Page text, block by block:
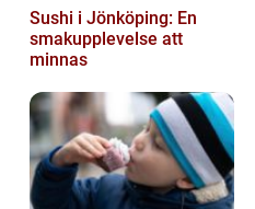
Sushi i Jönköping: En
smakupplevelse att
minnas